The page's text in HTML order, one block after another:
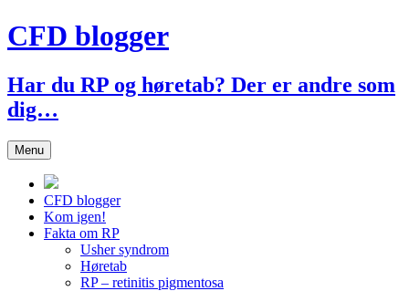
Hop
til
CFD blogger
Har du RP og høretab? Der er andre som
dig…
Menu
CFD blogger
Kom igen!
Fakta om RP
Usher syndrom
Høretab
RP – retinitis pigmentosa